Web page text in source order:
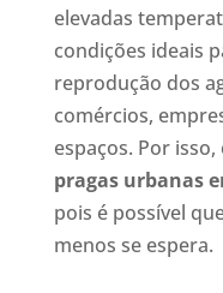
elevadas
condições ideais
reprodução dos
comércios,
espaços. Por
pragas urbanas
pois é possível
menos se espera.